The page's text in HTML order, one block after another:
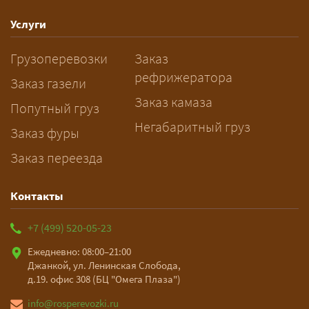
рабочих дней. Оставьте заявку
заблаговременно — логист
рассчитает маршрут и запустит
подготовку документов.
Услуги
Грузоперевозки
Заказ газели
Попутный груз
Заказ фуры
Заказ переезда
Заказ
рефрижератора
Заказ камаза
Негабаритный груз
Контакты
+7 (499) 520-05-23
Ежедневно: 08:00–21:00
Джанкой, ул. Ленинская Слобода,
д.19. офис 308 (БЦ "Омега Плаза")
info@rosperevozki.ru